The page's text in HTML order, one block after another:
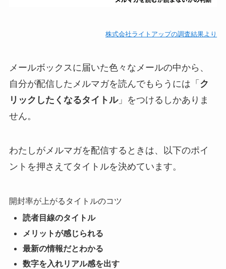
株式会社ライトアップの調査結果より
メールボックスに届いた色々なメールの中から、
自分が配信したメルマガを読んでもらうには「 ク
リックしたくなるタイトル」をつけるしかありま
せん。
わたしがメルマガを配信するときは、以下のポイ
ントを押さえてタイトルを決めています。
開封率が上がるタイトルのコツ
読者目線のタイトル
メリットが感じられる
最新の情報だとわかる
数字を入れリアル感を出す